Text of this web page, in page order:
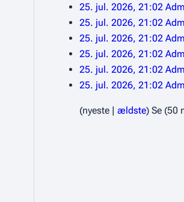
25. jul. 2026, 21:02
25. jul. 2026, 21:02
25. jul. 2026, 21:02
25. jul. 2026, 21:02
25. jul. 2026, 21:02
25. jul. 2026, 21:02
(nyeste | ældste) Se (50